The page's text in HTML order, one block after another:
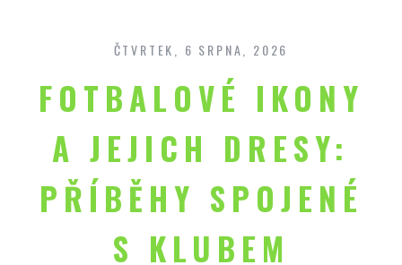
content
ČTVRTEK, 6 SRPNA, 2026
FOTBALOVÉ IKONY
A JEJICH DRESY:
PŘÍBĚHY SPOJENÉ
S KLUBEM